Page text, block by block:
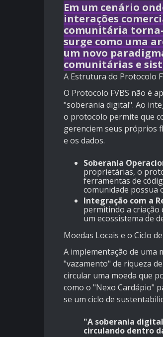
Em um cenário
interações
comunitária torna-
surge como uma
um novo
comunitárias e
A Estrutura do Protocolo
O Protocolo FVBS não é
"soberania digital". Ao
o protocolo permite que
gerenciem seus próprios
e os dados.
Soberania
proprietárias, o
ferramentas de
comunidade possua
Integração com a
permitindo a criação
um ecossistema de
Moedas Locais e o Ciclo
A implementação de uma
"vazamento" de riqueza
circular uma moeda que
como o "Nexo Cardápio"
se um ciclo de
"A soberania
circulando dentro